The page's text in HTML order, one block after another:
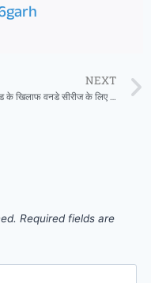
NEXT
न्यूजीलैंड के खिलाफ वनडे सीरीज के लिए भारतीय टीम का ऐलान, इस खतरनाक बल्लेबाज की हुई वापसी
Required fields are